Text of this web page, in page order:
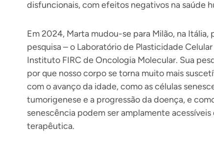
disfuncionais, com efeitos negativos na saúde
Em 2024, Marta mudou-se para Milão, na
pesquisa – o Laboratório de Plasticidade
Instituto FIRC de Oncologia Molecular. Sua
por que nosso corpo se torna muito mais
com o avanço da idade, como as células
tumorigenese e a progressão da doença, e
senescência podem ser amplamente
terapêutica.